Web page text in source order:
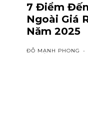
7 Điểm
Ngoài Giá
Năm 2025
ĐỖ MẠNH PHONG -